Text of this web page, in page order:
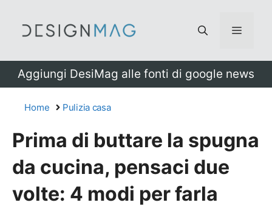
Menu
Aggiungi DesiMag alle fonti di google news
Home Pulizia casa
Prima di buttare la spugna
da cucina, pensaci due
volte: 4 modi per farla